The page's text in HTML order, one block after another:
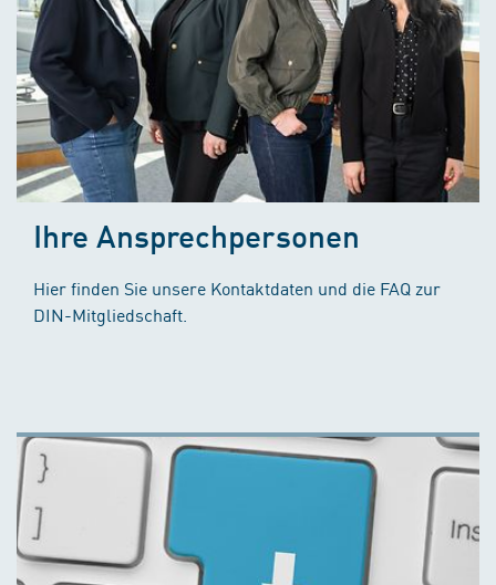
Ihre Ansprechpersonen
Hier finden Sie unsere Kontaktdaten und die FAQ zur
DIN-Mitgliedschaft.